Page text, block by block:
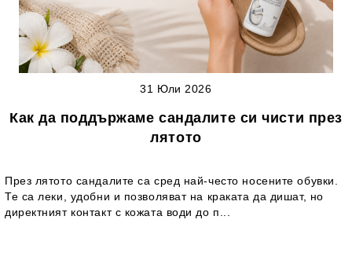
Как да поддържаме сандалите си чисти през
лятото
31 Юли 2026
През лятото сандалите са сред най-често носените обувки.
Те са леки, удобни и позволяват на краката да дишат, но
директният контакт с кожата води до п...